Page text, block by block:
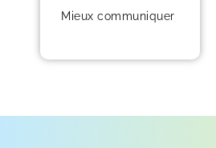
Mieux communiquer